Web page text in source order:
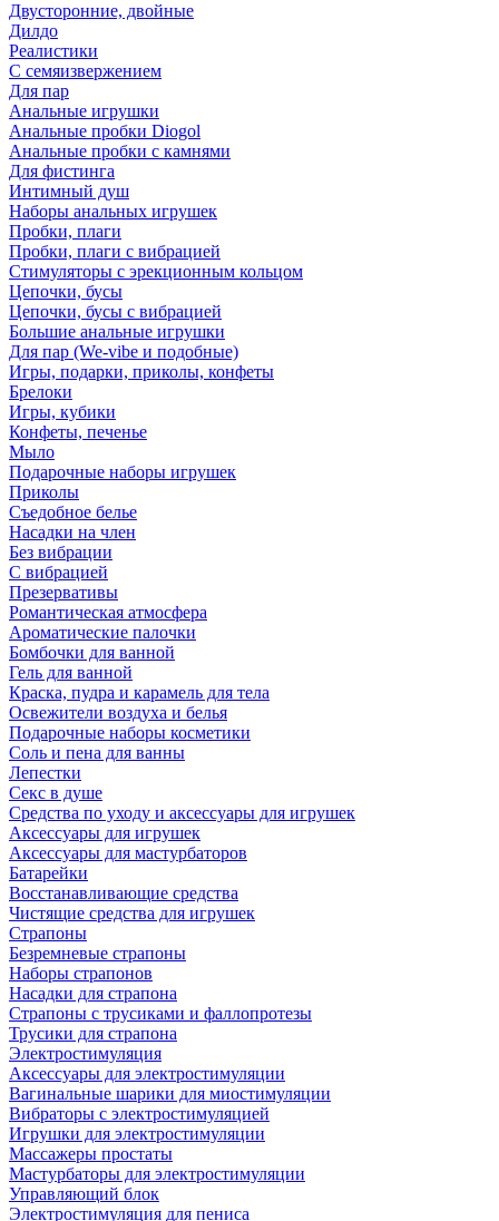
Двусторонние, двойные
Дилдо
Реалистики
С семяизвержением
Для пар
Анальные игрушки
Анальные пробки Diogol
Анальные пробки с камнями
Для фистинга
Интимный душ
Наборы анальных игрушек
Пробки, плаги
Пробки, плаги с вибрацией
Стимуляторы с эрекционным кольцом
Цепочки, бусы
Цепочки, бусы с вибрацией
Большие анальные игрушки
Для пар (We-vibe и подобные)
Игры, подарки, приколы, конфеты
Брелоки
Игры, кубики
Конфеты, печенье
Мыло
Подарочные наборы игрушек
Приколы
Съедобное белье
Насадки на член
Без вибрации
С вибрацией
Презервативы
Романтическая атмосфера
Ароматические палочки
Бомбочки для ванной
Гель для ванной
Краска, пудра и карамель для тела
Освежители воздуха и белья
Подарочные наборы косметики
Соль и пена для ванны
Лепестки
Секс в душе
Средства по уходу и аксессуары для игрушек
Аксессуары для игрушек
Аксессуары для мастурбаторов
Батарейки
Восстанавливающие средства
Чистящие средства для игрушек
Страпоны
Безремневые страпоны
Наборы страпонов
Насадки для страпона
Страпоны с трусиками и фаллопротезы
Трусики для страпона
Электростимуляция
Аксессуары для электростимуляции
Вагинальные шарики для миостимуляции
Вибраторы с электростимуляцией
Игрушки для электростимуляции
Массажеры простаты
Мастурбаторы для электростимуляции
Управляющий блок
Электростимуляция для пениса